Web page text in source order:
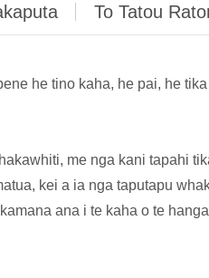
To Tatou
he tino kaha, he pai, he
me nga kani tapahi
kei a ia nga taputapu
ana i te kaha o te